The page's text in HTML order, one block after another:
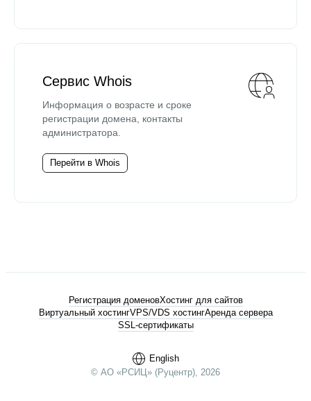
Сервис Whois
Информация о возрасте и сроке
регистрации домена, контакты
администратора.
Перейти в Whois
English
© АО «РСИЦ» (Руцентр), 2026
Регистрация доменовХостинг для сайтов
Виртуальный хостингVPS/VDS хостингАренда сервера
SSL-сертификаты